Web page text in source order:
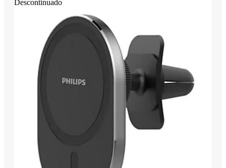
Descontinuado